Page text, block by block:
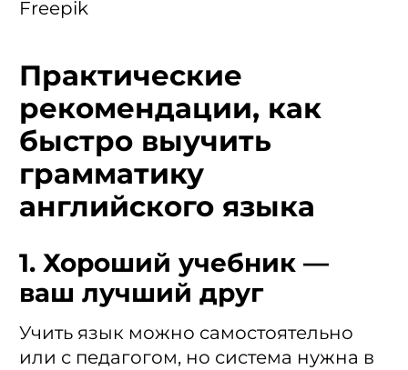
Freepik
Практические
рекомендации, как
быстро выучить
грамматику
английского языка
1. Хороший учебник —
ваш лучший друг
Учить язык можно самостоятельно
или с педагогом, но система нужна в